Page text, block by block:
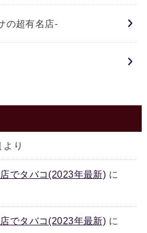
の超有名店-
より
でタバコ(2023年最新) に
でタバコ(2023年最新) に